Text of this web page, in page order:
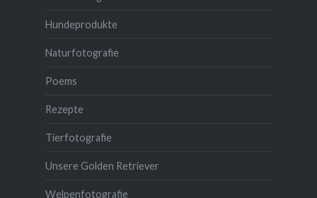
Hundeprodukte
Naturfotografie
Poems
Rezepte
Tierfotografie
Unsere Golden Retriever
Welpenfotografie